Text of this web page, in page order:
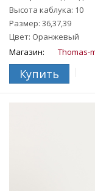
Высота каблука: 10
Размер: 36,37,39
Цвет: Оранжевый
Магазин:
Thomas-
Купить